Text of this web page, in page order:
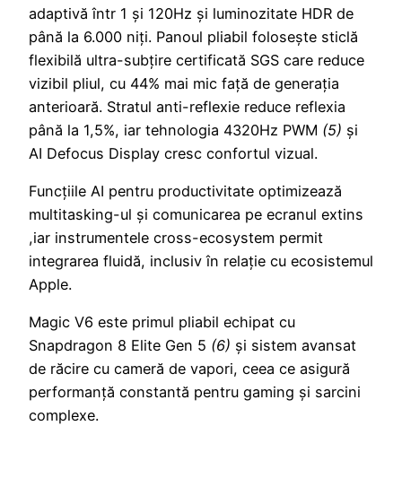
adaptivă într 1 și 120Hz și luminozitate HDR de
până la 6.000 niți. Panoul pliabil folosește sticlă
flexibilă ultra-subțire certificată SGS care reduce
vizibil pliul, cu 44% mai mic față de generația
anterioară. Stratul anti-reflexie reduce reflexia
până la 1,5%, iar tehnologia 4320Hz PWM (5) și
AI Defocus Display cresc confortul vizual.
Funcțiile AI pentru productivitate optimizează
multitasking-ul și comunicarea pe ecranul extins
,iar instrumentele cross-ecosystem permit
integrarea fluidă, inclusiv în relație cu ecosistemul
Apple.
Magic V6 este primul pliabil echipat cu
Snapdragon 8 Elite Gen 5 (6) și sistem avansat
de răcire cu cameră de vapori, ceea ce asigură
performanță constantă pentru gaming și sarcini
complexe.